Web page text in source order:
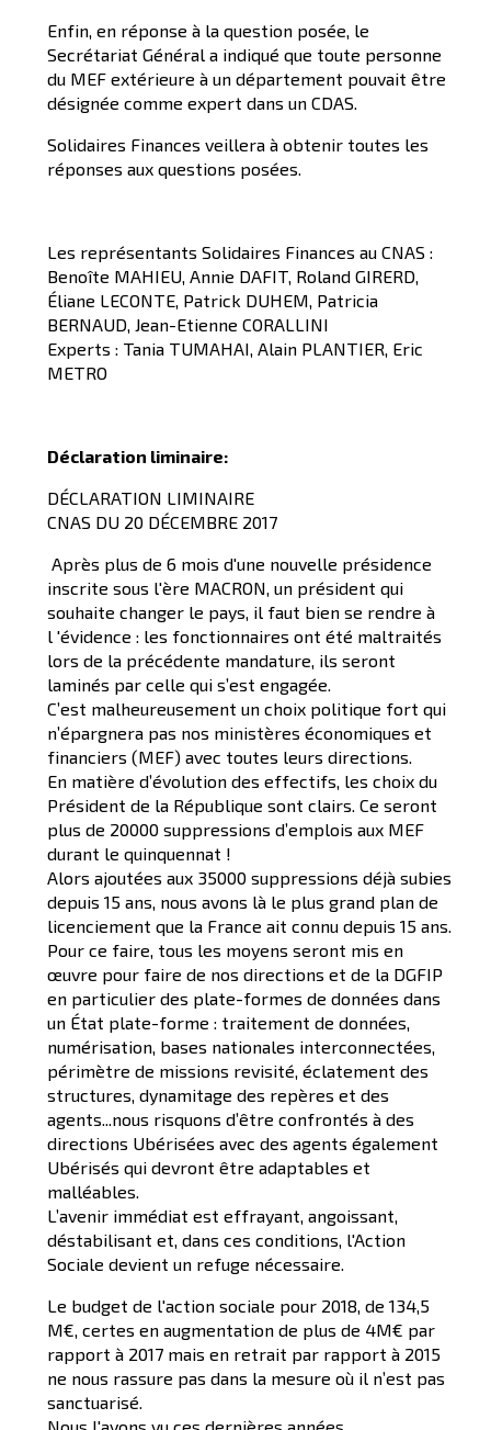
Enfin, en réponse à la question posée, le
Secrétariat Général a indiqué que toute personne
du MEF extérieure à un département pouvait être
désignée comme expert dans un CDAS.
Solidaires Finances veillera à obtenir toutes les
réponses aux questions posées.
Les représentants Solidaires Finances au CNAS :
Benoîte MAHIEU, Annie DAFIT, Roland GIRERD,
Éliane LECONTE, Patrick DUHEM, Patricia
BERNAUD, Jean-Etienne CORALLINI
Experts : Tania TUMAHAI, Alain PLANTIER, Eric
METRO
Déclaration liminaire:
DÉCLARATION LIMINAIRE
CNAS DU 20 DÉCEMBRE 2017
Après plus de 6 mois d'une nouvelle présidence
inscrite sous l'ère MACRON, un président qui
souhaite changer le pays, il faut bien se rendre à
l 'évidence : les fonctionnaires ont été maltraités
lors de la précédente mandature, ils seront
laminés par celle qui s’est engagée.
C’est malheureusement un choix politique fort qui
n’épargnera pas nos ministères économiques et
financiers (MEF) avec toutes leurs directions.
En matière d’évolution des effectifs, les choix du
Président de la République sont clairs. Ce seront
plus de 20000 suppressions d’emplois aux MEF
durant le quinquennat !
Alors ajoutées aux 35000 suppressions déjà subies
depuis 15 ans, nous avons là le plus grand plan de
licenciement que la France ait connu depuis 15 ans.
Pour ce faire, tous les moyens seront mis en
œuvre pour faire de nos directions et de la DGFIP
en particulier des plate-formes de données dans
un État plate-forme : traitement de données,
numérisation, bases nationales interconnectées,
périmètre de missions revisité, éclatement des
structures, dynamitage des repères et des
agents...nous risquons d’être confrontés à des
directions Ubérisées avec des agents également
Ubérisés qui devront être adaptables et
malléables.
L’avenir immédiat est effrayant, angoissant,
déstabilisant et, dans ces conditions, l'Action
Sociale devient un refuge nécessaire.
Le budget de l'action sociale pour 2018, de 134,5
M€, certes en augmentation de plus de 4M€ par
rapport à 2017 mais en retrait par rapport à 2015
ne nous rassure pas dans la mesure où il n’est pas
sanctuarisé.